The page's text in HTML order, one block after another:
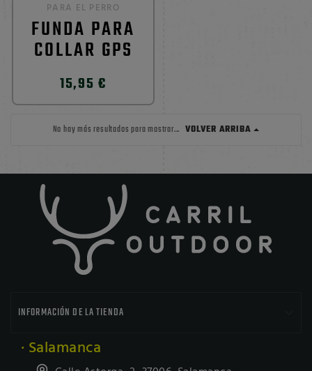
PARA EL PERRO
FUNDA PARA
COLLAR GPS
15,95 €
No hay más resultados para mostrar... VOLVER ARRIBA
INFORMACIÓN DE LA TIENDA
· Salamanca